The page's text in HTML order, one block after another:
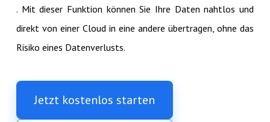
. Mit dieser Funktion können Sie Ihre Daten nahtlos und
direkt von einer Cloud in eine andere übertragen, ohne das
Risiko eines Datenverlusts.
Jetzt kostenlos starten